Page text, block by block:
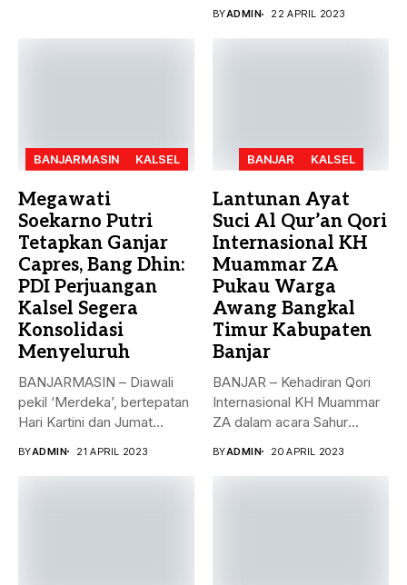
BYADMIN 22 APRIL 2023
BANJARMASIN KALSEL
Megawati
Soekarno Putri
Tetapkan Ganjar
Capres, Bang Dhin:
PDI Perjuangan
Kalsel Segera
Konsolidasi
Menyeluruh
BANJARMASIN – Diawali
pekil ‘Merdeka’, bertepatan
Hari Kartini dan Jumat
BYADMIN 21 APRIL 2023
BANJAR KALSEL
Lantunan Ayat
Suci Al Qur’an Qori
Internasional KH
Muammar ZA
Pukau Warga
Awang Bangkal
Timur Kabupaten
Banjar
BANJAR – Kehadiran Qori
Internasional KH Muammar
ZA dalam acara Sahur
BYADMIN 20 APRIL 2023